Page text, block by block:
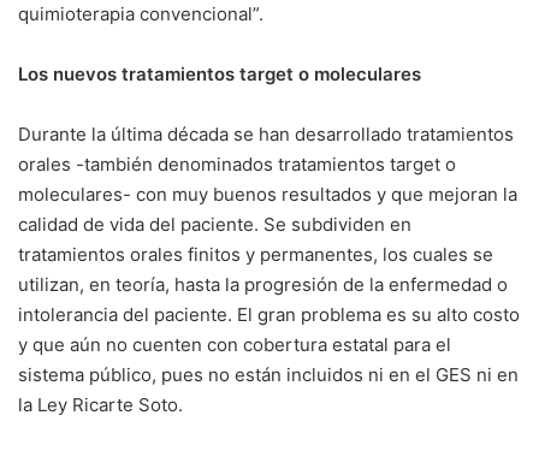
quimioterapia convencional”.
Los nuevos tratamientos target o moleculares
Durante la última década se han desarrollado tratamientos
orales -también denominados tratamientos target o
moleculares- con muy buenos resultados y que mejoran la
calidad de vida del paciente. Se subdividen en
tratamientos orales finitos y permanentes, los cuales se
utilizan, en teoría, hasta la progresión de la enfermedad o
intolerancia del paciente. El gran problema es su alto costo
y que aún no cuenten con cobertura estatal para el
sistema público, pues no están incluidos ni en el GES ni en
la Ley Ricarte Soto.